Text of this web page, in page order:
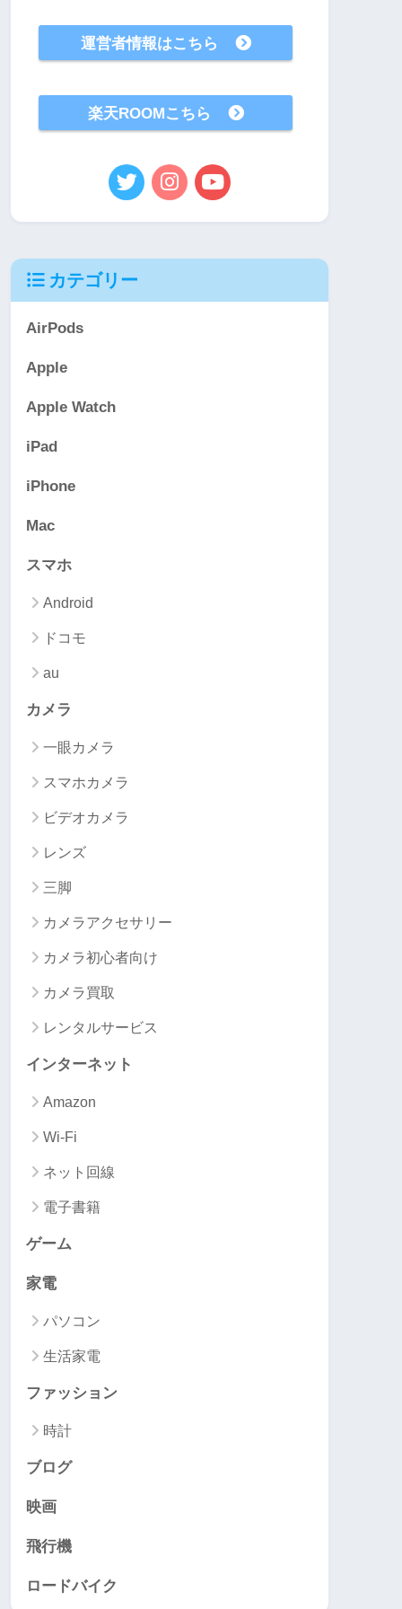
運営者情報はこちら
楽天ROOMこちら
カテゴリー
AirPods
Apple
Apple Watch
iPad
iPhone
Mac
スマホ
Android
ドコモ
au
カメラ
一眼カメラ
スマホカメラ
ビデオカメラ
レンズ
三脚
カメラアクセサリー
カメラ初心者向け
カメラ買取
レンタルサービス
インターネット
Amazon
Wi-Fi
ネット回線
電子書籍
ゲーム
家電
パソコン
生活家電
ファッション
時計
ブログ
映画
飛行機
ロードバイク